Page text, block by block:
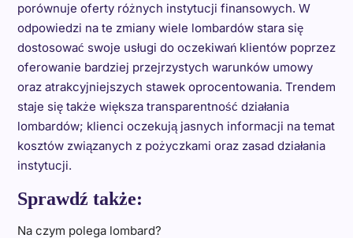
porównuje oferty różnych instytucji finansowych. W
odpowiedzi na te zmiany wiele lombardów stara się
dostosować swoje usługi do oczekiwań klientów poprzez
oferowanie bardziej przejrzystych warunków umowy
oraz atrakcyjniejszych stawek oprocentowania. Trendem
staje się także większa transparentność działania
lombardów; klienci oczekują jasnych informacji na temat
kosztów związanych z pożyczkami oraz zasad działania
instytucji.
Sprawdź także:
Na czym polega lombard?